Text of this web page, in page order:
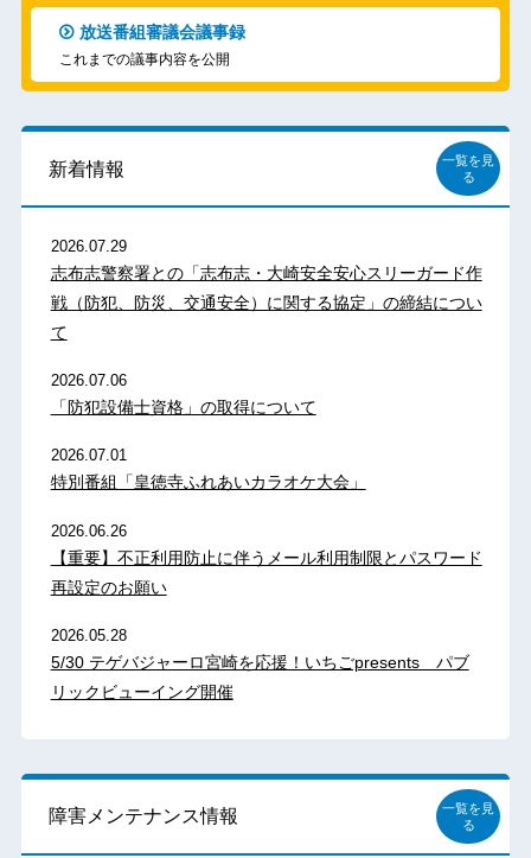
放送番組審議会議事録
これまでの議事内容を公開
新着情報
一覧を見
る
2026.07.29
志布志警察署との「志布志・大崎安全安心スリーガード作
戦（防犯、防災、交通安全）に関する協定」の締結につい
て
2026.07.06
「防犯設備士資格」の取得について
2026.07.01
特別番組「皇徳寺ふれあいカラオケ大会」
2026.06.26
【重要】不正利用防止に伴うメール利用制限とパスワード
再設定のお願い
2026.05.28
5/30 テゲバジャーロ宮崎を応援！いちごpresents パブ
リックビューイング開催
障害メンテナンス情報
一覧を見
る